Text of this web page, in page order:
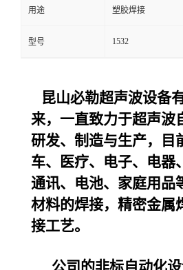
用途 塑胶焊接
型号 1532
昆山必勒超声波设备
来，一直致力于超声波
研发、制造与生产，目
车、医疗、电子、电器
通讯、电池、家庭用品
材料的焊接，精密金属
接工艺。
公司的非标自动化